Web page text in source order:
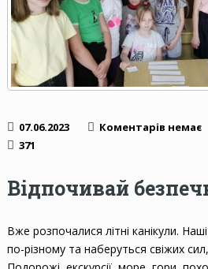
07.06.2023 Коментарів немає
371
Відпочивай
Вже розпочалися літні канікули.
по-різному та наберуться свіжих